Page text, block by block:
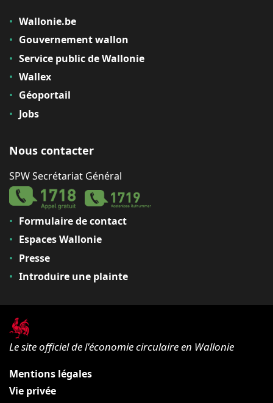
Wallonie.be
Gouvernement wallon
Service public de Wallonie
Wallex
Géoportail
Jobs
Nous contacter
SPW Secrétariat Général
Formulaire de contact
Espaces Wallonie
Presse
Introduire une plainte
Le site officiel de l'économie circulaire en Wallonie
Mentions légales
Vie privée